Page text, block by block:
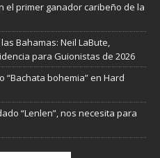
el primer ganador caribeño de la
Bahamas: Neil LaBute,
para Guionistas de 2026
“Bachata bohemia” en Hard
“Lenlen”, nos necesita para